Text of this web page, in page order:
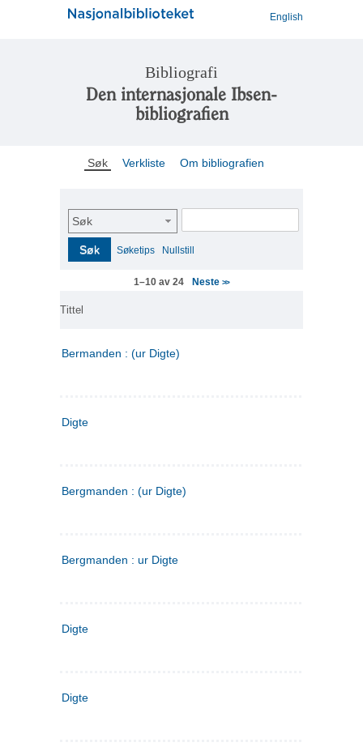
English
Bibliografi
Den internasjonale Ibsen-
bibliografien
Søk Verkliste Om bibliografien
Søk
Søk Søketips Nullstill
1–10 av 24 Neste>>
Tittel
Bermanden : (ur Digte)
Digte
Bergmanden : (ur Digte)
Bergmanden : ur Digte
Digte
Digte